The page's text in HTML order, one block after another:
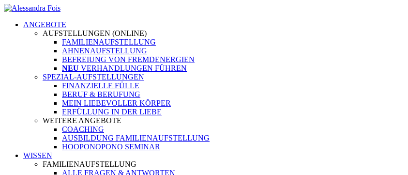
ANGEBOTE
AUFSTELLUNGEN (ONLINE)
FAMILIENAUFSTELLUNG
AHNENAUFSTELLUNG
BEFREIUNG VON FREMDENERGIEN
NEU VERHANDLUNGEN FÜHREN
SPEZIAL-AUFSTELLUNGEN
FINANZIELLE FÜLLE
BERUF & BERUFUNG
MEIN LIEBEVOLLER KÖRPER
ERFÜLLUNG IN DER LIEBE
WEITERE ANGEBOTE
COACHING
AUSBILDUNG FAMILIENAUFSTELLUNG
HOOPONOPONO SEMINAR
WISSEN
FAMILIENAUFSTELLUNG
ALLE FRAGEN & ANTWORTEN